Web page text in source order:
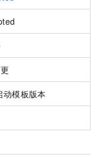
动模板版本